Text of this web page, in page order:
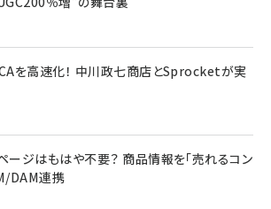
を高速化！ 中川政七商店とSprocketが実
ージはもはや不要？ 商品情報を「売れるコン
DAM連携